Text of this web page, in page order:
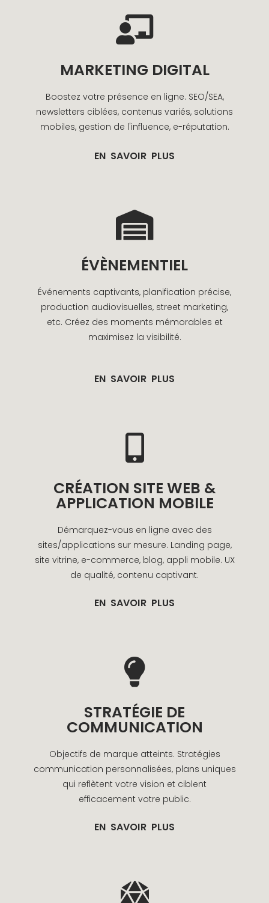
MARKETING DIGITAL
Boostez votre présence en ligne. SEO/SEA,
newsletters ciblées, contenus variés, solutions
mobiles, gestion de l'influence, e-réputation.
EN SAVOIR PLUS
ÉVÈNEMENTIEL
Événements captivants, planification précise,
production audiovisuelles, street marketing,
etc. Créez des moments mémorables et
maximisez la visibilité.
EN SAVOIR PLUS
CRÉATION SITE WEB &
APPLICATION MOBILE
Démarquez-vous en ligne avec des
sites/applications sur mesure. Landing page,
site vitrine, e-commerce, blog, appli mobile. UX
de qualité, contenu captivant.
EN SAVOIR PLUS
STRATÉGIE DE
COMMUNICATION
Objectifs de marque atteints. Stratégies
communication personnalisées, plans uniques
qui reflètent votre vision et ciblent
efficacement votre public.
EN SAVOIR PLUS